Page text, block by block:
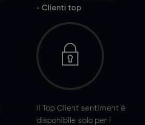
- Clienti top
Il Top Client sentiment è
disponibile solo per i